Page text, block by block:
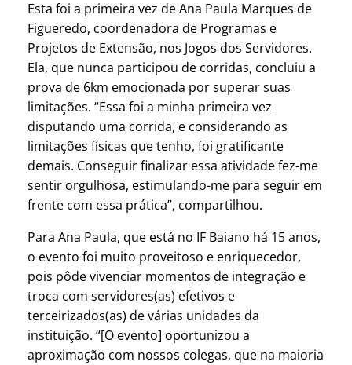
Esta foi a primeira vez de Ana Paula Marques de
Figueredo, coordenadora de Programas e
Projetos de Extensão, nos Jogos dos Servidores.
Ela, que nunca participou de corridas, concluiu a
prova de 6km emocionada por superar suas
limitações. “Essa foi a minha primeira vez
disputando uma corrida, e considerando as
limitações físicas que tenho, foi gratificante
demais. Conseguir finalizar essa atividade fez-me
sentir orgulhosa, estimulando-me para seguir em
frente com essa prática”, compartilhou.
Para Ana Paula, que está no IF Baiano há 15 anos,
o evento foi muito proveitoso e enriquecedor,
pois pôde vivenciar momentos de integração e
troca com servidores(as) efetivos e
terceirizados(as) de várias unidades da
instituição. “[O evento] oportunizou a
aproximação com nossos colegas, que na maioria